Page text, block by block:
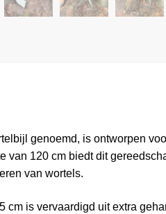
genoemd, is ontworpen
van 120 cm biedt dit
van wortels.
cm is vervaardigd uit extra